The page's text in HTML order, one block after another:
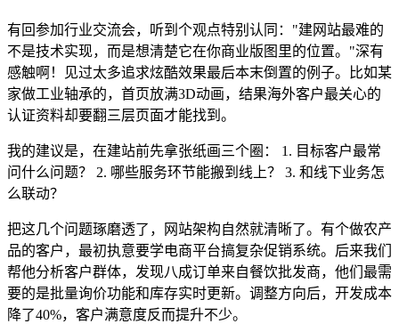
有回参加行业交流会，听到个观点特别认同："建网站最难的
不是技术实现，而是想清楚它在你商业版图里的位置。"深有
感触啊！见过太多追求炫酷效果最后本末倒置的例子。比如某
家做工业轴承的，首页放满3D动画，结果海外客户最关心的
认证资料却要翻三层页面才能找到。
我的建议是，在建站前先拿张纸画三个圈： 1. 目标客户最常
问什么问题？ 2. 哪些服务环节能搬到线上？ 3. 和线下业务怎
么联动？
把这几个问题琢磨透了，网站架构自然就清晰了。有个做农产
品的客户，最初执意要学电商平台搞复杂促销系统。后来我们
帮他分析客户群体，发现八成订单来自餐饮批发商，他们最需
要的是批量询价功能和库存实时更新。调整方向后，开发成本
降了40%，客户满意度反而提升不少。